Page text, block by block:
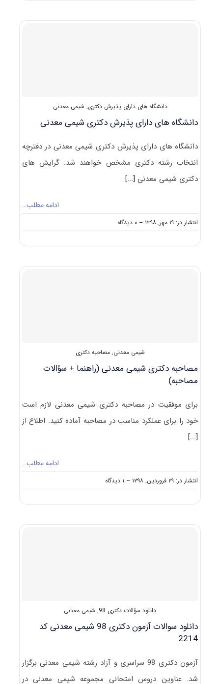
شیمی
دانشگاه های دارای پذیرش دکتری, شیمی معدنی
دانشگاه های دارای پذیرش دکتری شیمی معدنی
دانشگاه های دارای پذیرش دکتری شیمی معدنی در دفترچه
انتخاب رشته دکتری مشخص خواهند شد. گرایش های
دکتری شیمی معدنی[...]
ادامه مطلب…
انتشار در: ۱۹ مهر, ۱۳۹۸ -- ۰ دیدگاه
on
دانشگاه
دکتری
شیمی معدنی,مصاحبه دکتری
مصاحبه دکتری شیمی معدنی (راهنما + سؤالات
مصاحبه)
برای موفقیت در مصاحبه دکتری شیمی معدنی لازم است
خود را برای عملکرد مناسب در مصاحبه آماده کنید. اطلاع از
[...]
ادامه مطلب…
انتشار در: ۲۹ فروردین, ۱۳۹۸ -- ۱ دیدگاه
on
مصاحبه
(راهنما
دانلود سؤالات دکتری 98 , شیمی معدنی
دانلود سوالات آزمون دکتری 98 شیمی معدنی کد
2214
آزمون دکتری 98 سراسری و آزاد رشته شیمی معدنی برگزار
شد. عناوین دروس امتحانی مجموعه شیمی معدنی در